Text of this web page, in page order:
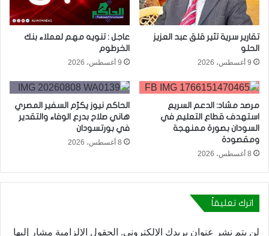
تقارير سرية تثير قلق عبد العزيز
الحلو
9 أغسطس، 2026
عاجل : تنويه مهم لعملاء بنك
الخرطوم
9 أغسطس، 2026
مرصد مشاد: الدعم السريع
استهدف قطاع التعليم في
السودان بصورة ممنهجة
ومقصودة
8 أغسطس، 2026
الحاكم نيوز يكرّم السفير المصري
هاني صلاح بدرع الوفاء والتقدير
في بورتسودان
8 أغسطس، 2026
اترك تعليقاً
لن يتم نشر عنوان بريدك الإلكتروني. الحقول الإلزامية مشار إليها